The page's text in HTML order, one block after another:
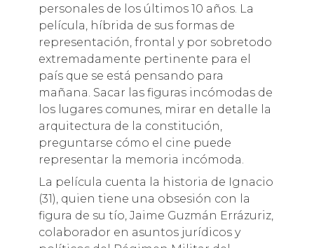
personales de los últimos 10 años. La
película, híbrida de sus formas de
representación, frontal y por sobretodo
extremadamente pertinente para el
país que se está pensando para
mañana. Sacar las figuras incómodas de
los lugares comunes, mirar en detalle la
arquitectura de la constitución,
preguntarse cómo el cine puede
representar la memoria incómoda.
La película cuenta la historia de Ignacio
(31), quien tiene una obsesión con la
figura de su tío, Jaime Guzmán Errázuriz,
colaborador en asuntos jurídicos y